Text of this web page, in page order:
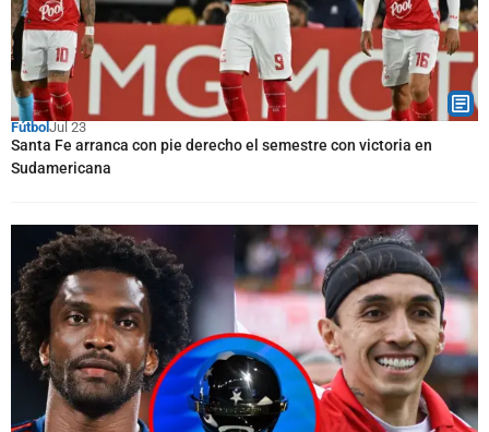
Fútbol Jul 23
Santa Fe arranca con pie derecho el semestre con victoria en
Sudamericana